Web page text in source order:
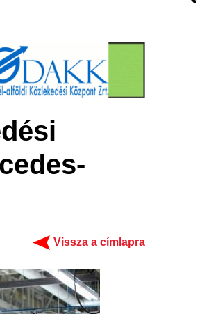
Vissza a címlapra